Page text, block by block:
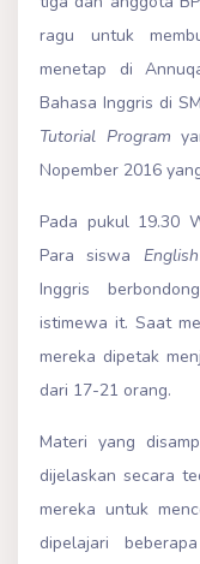
ragu untuk
menetap di
Bahasa Inggris di
Tutorial Program
Nopember 2016
Pada pukul 19.30
Para siswa
Inggris
istimewa it. Saat
mereka dipetak
dari 17-21 orang.
Materi yang
dijelaskan secara
mereka untuk
dipelajari